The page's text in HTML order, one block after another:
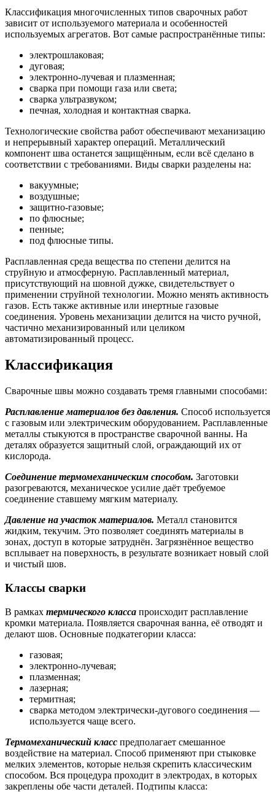
Классификация многочисленных типов сварочных работ
зависит от используемого материала и особенностей
используемых агрегатов. Вот самые распространённые типы:
электрошлаковая;
дуговая;
электронно-лучевая и плазменная;
сварка при помощи газа или света;
сварка ультразвуком;
печная, холодная и контактная сварка.
Технологические свойства работ обеспечивают механизацию
и непрерывный характер операций. Металлический
компонент шва останется защищённым, если всё сделано в
соответствии с требованиями. Виды сварки разделены на:
вакуумные;
воздушные;
защитно-газовые;
по флюсные;
пенные;
под флюсные типы.
Расплавленная среда вещества по степени делится на
струйную и атмосферную. Расплавленный материал,
присутствующий на шовной дужке, свидетельствует о
применении струйной технологии. Можно менять активность
газов. Есть также активные или инертные газовые
соединения. Уровень механизации делится на чисто ручной,
частично механизированный или целиком
автоматизированный процесс.
Классификация
Сварочные швы можно создавать тремя главными способами:
Расплавление материалов без давления. Способ используется
с газовым или электрическим оборудованием. Расплавленные
металлы стыкуются в пространстве сварочной ванны. На
деталях образуется защитный слой, ограждающий их от
кислорода.
Соединение термомеханическим способом. Заготовки
разогреваются, механическое усилие даёт требуемое
соединение ставшему мягким материалу.
Давление на участок материалов. Металл становится
жидким, текучим. Это позволяет соединять материалы в
зонах, доступ в которые затруднён. Загрязнённое вещество
всплывает на поверхность, в результате возникает новый слой
и чистый шов.
Классы сварки
В рамках термического класса происходит расплавление
кромки материала. Появляется сварочная ванна, её отводят и
делают шов. Основные подкатегории класса:
газовая;
электронно-лучевая;
плазменная;
лазерная;
термитная;
сварка методом электрически-дугового соединения —
используется чаще всего.
Термомеханический класс предполагает смешанное
воздействие на материал. Способ применяют при стыковке
мелких элементов, которые нельзя скрепить классическим
способом. Вся процедура проходит в электродах, в которых
закреплены обе части деталей. Подтипы класса: